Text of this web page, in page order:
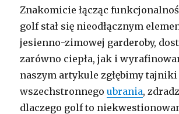
Znakomicie łącząc
golf stał się nieodłącznym
jesienno-zimowej garderoby,
zarówno ciepła, jak i
naszym artykule zgłębimy tajniki
wszechstronnegoubrania,
dlaczego golf to